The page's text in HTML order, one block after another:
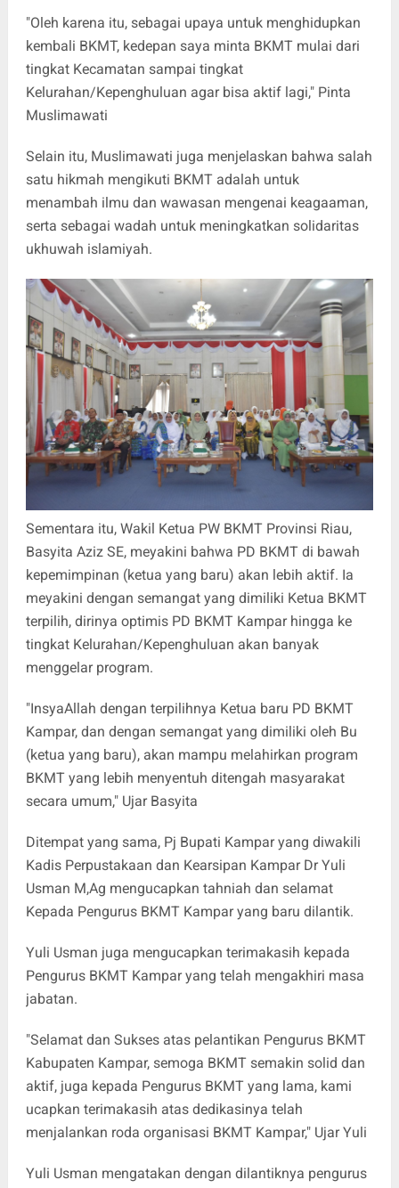
"Oleh karena itu, sebagai upaya untuk menghidupkan
kembali BKMT, kedepan saya minta BKMT mulai dari
tingkat Kecamatan sampai tingkat
Kelurahan/Kepenghuluan agar bisa aktif lagi," Pinta
Muslimawati
Selain itu, Muslimawati juga menjelaskan bahwa salah
satu hikmah mengikuti BKMT adalah untuk
menambah ilmu dan wawasan mengenai keagaaman,
serta sebagai wadah untuk meningkatkan solidaritas
ukhuwah islamiyah.
Sementara itu, Wakil Ketua PW BKMT Provinsi Riau,
Basyita Aziz SE, meyakini bahwa PD BKMT di bawah
kepemimpinan (ketua yang baru) akan lebih aktif. Ia
meyakini dengan semangat yang dimiliki Ketua BKMT
terpilih, dirinya optimis PD BKMT Kampar hingga ke
tingkat Kelurahan/Kepenghuluan akan banyak
menggelar program.
"InsyaAllah dengan terpilihnya Ketua baru PD BKMT
Kampar, dan dengan semangat yang dimiliki oleh Bu
(ketua yang baru), akan mampu melahirkan program
BKMT yang lebih menyentuh ditengah masyarakat
secara umum," Ujar Basyita
Ditempat yang sama, Pj Bupati Kampar yang diwakili
Kadis Perpustakaan dan Kearsipan Kampar Dr Yuli
Usman M,Ag mengucapkan tahniah dan selamat
Kepada Pengurus BKMT Kampar yang baru dilantik.
Yuli Usman juga mengucapkan terimakasih kepada
Pengurus BKMT Kampar yang telah mengakhiri masa
jabatan.
"Selamat dan Sukses atas pelantikan Pengurus BKMT
Kabupaten Kampar, semoga BKMT semakin solid dan
aktif, juga kepada Pengurus BKMT yang lama, kami
ucapkan terimakasih atas dedikasinya telah
menjalankan roda organisasi BKMT Kampar," Ujar Yuli
Yuli Usman mengatakan dengan dilantiknya pengurus